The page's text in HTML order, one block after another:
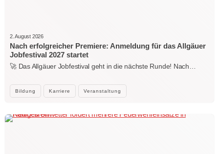
Bildung Karriere Veranstaltung
2. August 2026
Nach erfolgreicher Premiere: Anmeldung für das Allgäuer
Jobfestival 2027 startet
🚀 Das Allgäuer Jobfestival geht in die nächste Runde! Nach…